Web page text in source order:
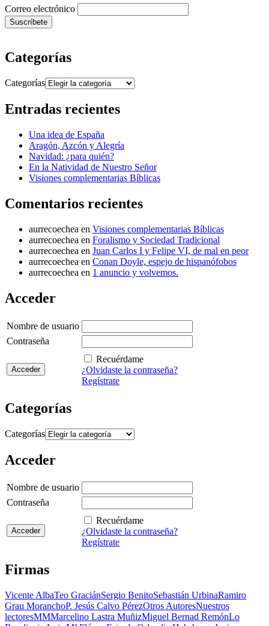
Correo electrónico
Categorías
Categorías
Entradas recientes
Una idea de España
Aragón, Azcón y Alegría
Navidad: ¿para quién?
En la Natividad de Nuestro Señor
Visiones complementarias Bíblicas
Comentarios recientes
aurrecoechea en Visiones complementarias Bíblicas
aurrecoechea en Foralismo y Sociedad Tradicional
aurrecoechea en Juan Carlos I y Felipe VI, de mal en peor
aurrecoechea en Conan Doyle, espejo de hispanófobos
aurrecoechea en 1 anuncio y volvemos.
Acceder
Nombre de usuario
Contraseña
Recuérdame
¿Olvidaste la contraseña?
Regístrate
Categorías
Categorías
Acceder
Nombre de usuario
Contraseña
Recuérdame
¿Olvidaste la contraseña?
Regístrate
Firmas
Vicente AlbaTeo GraciánSergio BenitoSebastián UrbinaRamiro
Grau MoranchoP. Jesús Calvo PérezOtros AutoresNuestros
lectoresMMMarcelino Lastra MuñizMiguel Bernad RemónLo